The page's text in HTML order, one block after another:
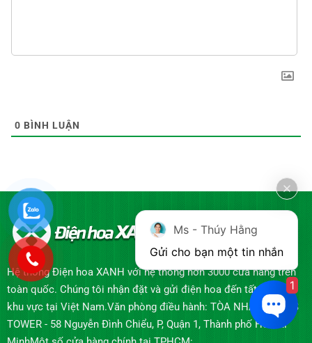
0 BÌNH LUẬN
Hệ thống Điện hoa XANH với hệ thống hơn 3000 cửa hàng trên
toàn quốc. Chúng tôi nhận đặt và gửi điện hoa đến tất cả các
khu vực tại Việt Nam.Văn phòng điều hành: TÒA NHÀ ABACUS
TOWER - 58 Nguyễn Đình Chiểu, P, Quận 1, Thành phố Hồ Chí
Ms - Thúy Hằng
Gửi cho bạn một tin nhắn
1